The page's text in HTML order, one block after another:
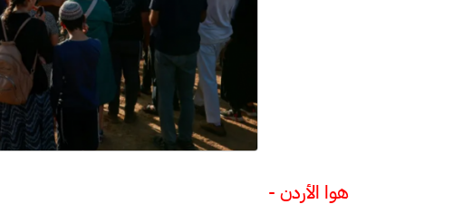
هوا الأردن -